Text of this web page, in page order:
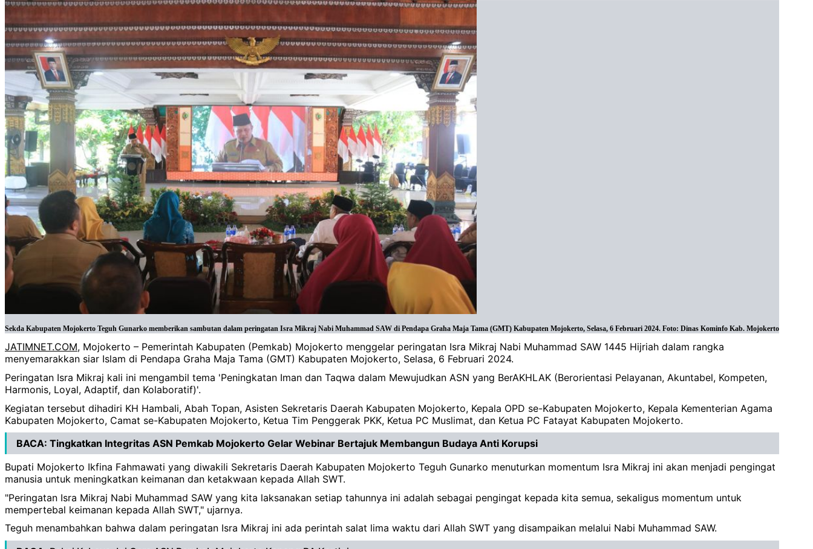
Sekda Kabupaten Mojokerto Teguh Gunarko memberikan sambutan dalam peringatan Isra Mikraj Nabi Muhammad SAW di Pendapa Graha Maja Tama (GMT) Kabupaten Mojokerto, Selasa, 6 Februari 2024. Foto: Dinas Kominfo Kab. Mojokerto
JATIMNET.COM, Mojokerto – Pemerintah Kabupaten (Pemkab) Mojokerto menggelar peringatan Isra Mikraj Nabi Muhammad SAW 1445 Hijriah dalam rangka
menyemarakkan siar Islam di Pendapa Graha Maja Tama (GMT) Kabupaten Mojokerto, Selasa, 6 Februari 2024.
Peringatan Isra Mikraj kali ini mengambil tema 'Peningkatan Iman dan Taqwa dalam Mewujudkan ASN yang BerAKHLAK (Berorientasi Pelayanan, Akuntabel, Kompeten,
Harmonis, Loyal, Adaptif, dan Kolaboratif)'.
Kegiatan tersebut dihadiri KH Hambali, Abah Topan, Asisten Sekretaris Daerah Kabupaten Mojokerto, Kepala OPD se-Kabupaten Mojokerto, Kepala Kementerian Agama
Kabupaten Mojokerto, Camat se-Kabupaten Mojokerto, Ketua Tim Penggerak PKK, Ketua PC Muslimat, dan Ketua PC Fatayat Kabupaten Mojokerto.
BACA: Tingkatkan Integritas ASN Pemkab Mojokerto Gelar Webinar Bertajuk Membangun Budaya Anti Korupsi
Bupati Mojokerto Ikfina Fahmawati yang diwakili Sekretaris Daerah Kabupaten Mojokerto Teguh Gunarko menuturkan momentum Isra Mikraj ini akan menjadi pengingat
manusia untuk meningkatkan keimanan dan ketakwaan kepada Allah SWT.
"Peringatan Isra Mikraj Nabi Muhammad SAW yang kita laksanakan setiap tahunnya ini adalah sebagai pengingat kepada kita semua, sekaligus momentum untuk
mempertebal keimanan kepada Allah SWT," ujarnya.
Teguh menambahkan bahwa dalam peringatan Isra Mikraj ini ada perintah salat lima waktu dari Allah SWT yang disampaikan melalui Nabi Muhammad SAW.